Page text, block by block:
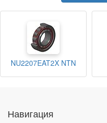
NU2207EAT2X NTN
Навигация